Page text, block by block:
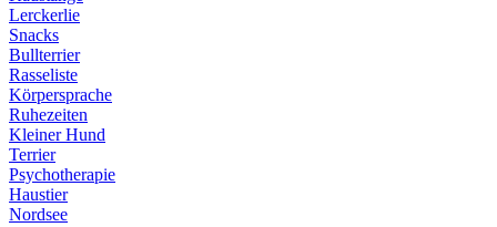
Lerckerlie
Snacks
Bullterrier
Rasseliste
Körpersprache
Ruhezeiten
Kleiner Hund
Terrier
Psychotherapie
Haustier
Nordsee